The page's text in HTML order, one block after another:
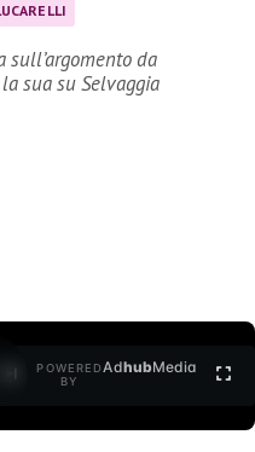
sull’argomento da
sua su Selvaggia
POWERED
BY
AdhubMedia